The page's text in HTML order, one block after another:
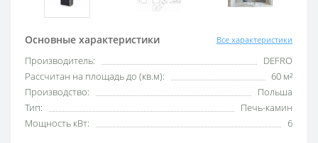
Основные характеристики Все характеристики
Производитель:
DEFRO
Рассчитан на площадь до (кв.м):
60 м²
Производство:
Польша
Тип:
Печь-камин
Мощность кВт:
6